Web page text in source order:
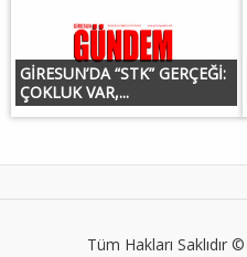
GİRESUN’DA “STK” GERÇEĞİ:
ÇOKLUK VAR,...
Tüm Hakları Saklıdır